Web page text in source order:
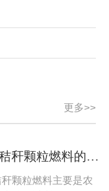
更多>>
黑龙江秸秆颗粒燃料的销路在哪？
颗粒燃料主要是农